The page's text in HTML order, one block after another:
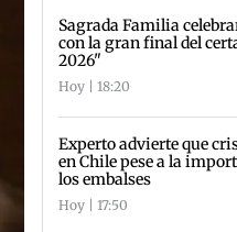
Sagrada Familia
con la gran final del
2026"
Hoy | 18:20
Experto advierte que
en Chile pese a la
los embalses
Hoy | 17:50